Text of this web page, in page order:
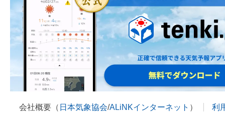
会社概要（ 日本気象協会/ALiNKインターネット ） 利